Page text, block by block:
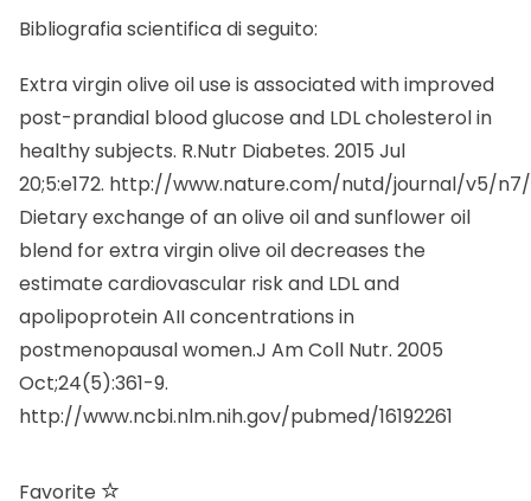
Bibliografia scientifica di seguito:
Extra virgin olive oil use is associated with improved
post-prandial blood glucose and LDL cholesterol in
healthy subjects. R.Nutr Diabetes. 2015 Jul
20;5:e172. http://www.nature.com/nutd/journal/v5/n7/
Dietary exchange of an olive oil and sunflower oil
blend for extra virgin olive oil decreases the
estimate cardiovascular risk and LDL and
apolipoprotein AII concentrations in
postmenopausal women.J Am Coll Nutr. 2005
Oct;24(5):361-9.
http://www.ncbi.nlm.nih.gov/pubmed/16192261
Favorite